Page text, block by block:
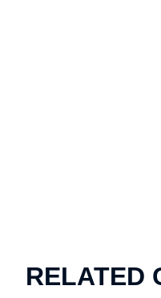
RELATED